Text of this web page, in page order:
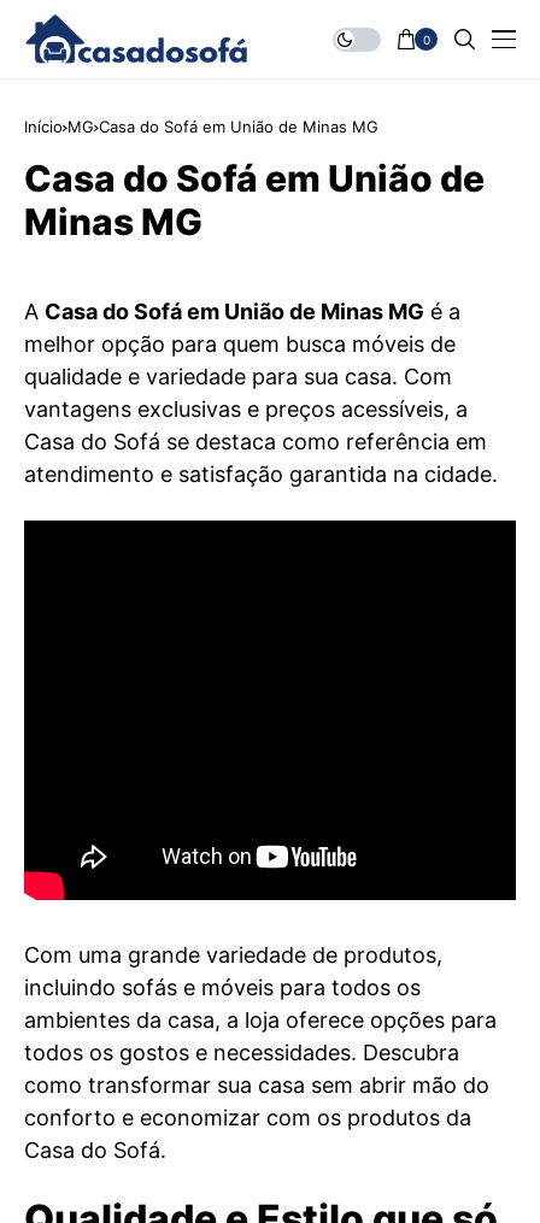
0
Início MG Casa do Sofá em União de Minas MG
Casa do Sofá em União de
Minas MG
A Casa do Sofá em União de Minas MG é a
melhor opção para quem busca móveis de
qualidade e variedade para sua casa. Com
vantagens exclusivas e preços acessíveis, a
Casa do Sofá se destaca como referência em
atendimento e satisfação garantida na cidade.
Com uma grande variedade de produtos,
incluindo sofás e móveis para todos os
ambientes da casa, a loja oferece opções para
todos os gostos e necessidades. Descubra
como transformar sua casa sem abrir mão do
conforto e economizar com os produtos da
Casa do Sofá.